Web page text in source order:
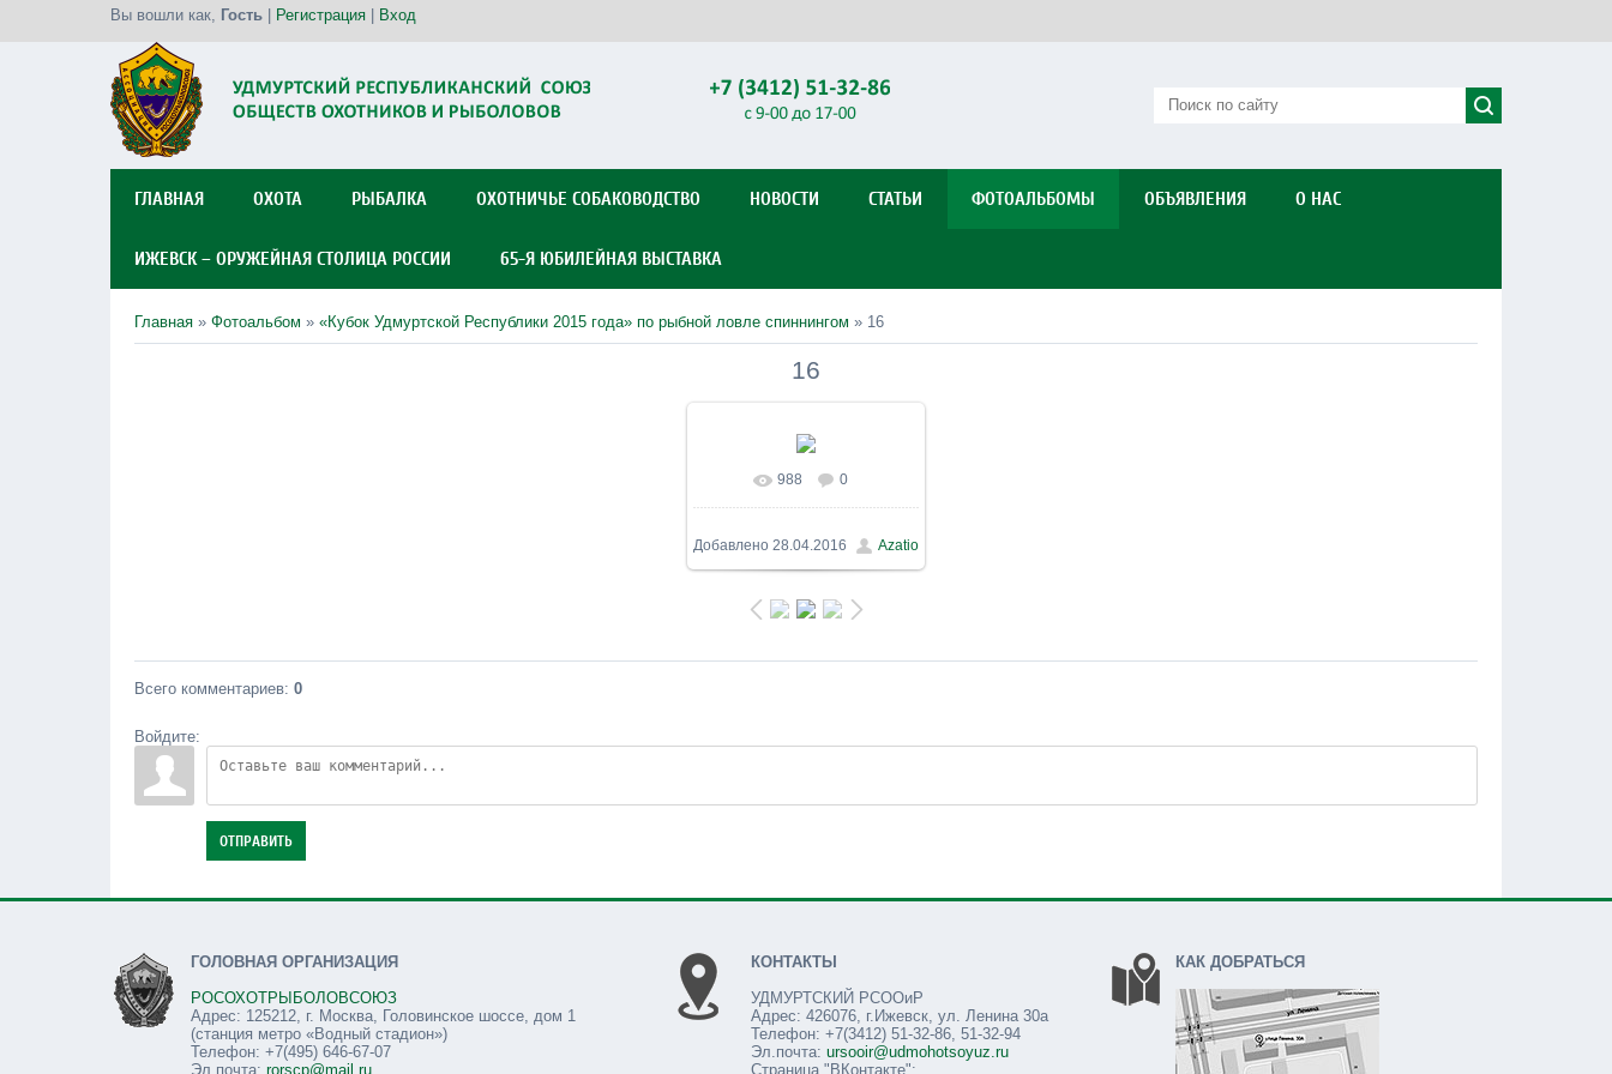
Вы вошли как, Гость Регистрация Вход
ГЛАВНАЯ ОХОТА РЫБАЛКА ОХОТНИЧЬЕ СОБАКОВОДСТВО НОВОСТИ СТАТЬИ ФОТОАЛЬБОМЫ ОБЪЯВЛЕНИЯ О НАС
ИЖЕВСК – ОРУЖЕЙНАЯ СТОЛИЦА РОССИИ 65-Я ЮБИЛЕЙНАЯ ВЫСТАВКА
Главная » Фотоальбом » «Кубок Удмуртской Республики 2015 года» по рыбной ловле спиннингом » 16
16
В реальном размере
800x600/ 150.4Kb
988 0
Добавлено 28.04.2016 Azatio
Всего комментариев: 0
Войдите:
ОТПРАВИТЬ
ГОЛОВНАЯ ОРГАНИЗАЦИЯ
РОСОХОТРЫБОЛОВСОЮЗ
Адрес: 125212, г. Москва, Головинское шоссе, дом 1
(станция метро «Водный стадион»)
Телефон: +7(495) 646-67-07
Эл.почта: rorscp@mail.ru
КОНТАКТЫ
УДМУРТСКИЙ РСООиР
Адрес: 426076, г.Ижевск, ул. Ленина 30а
Телефон: +7(3412) 51-32-86, 51-32-94
Эл.почта: ursooir@udmohotsoyuz.ru
Страница "ВКонтакте":
КАК ДОБРАТЬСЯ